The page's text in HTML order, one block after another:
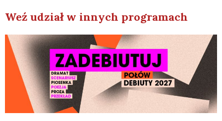
Weź udział w innych pro­gra­mach